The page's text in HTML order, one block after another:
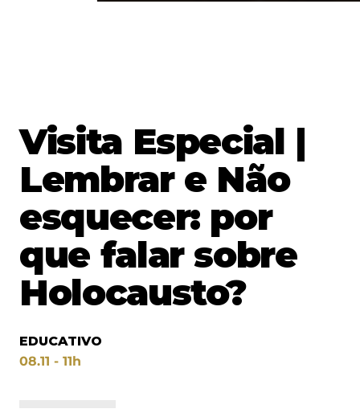
Visita Especial |
Lembrar e Não
esquecer: por
que falar sobre
Holocausto?
EDUCATIVO
08.11 - 11h